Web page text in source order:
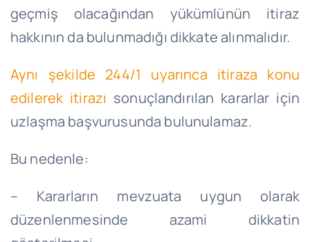
geçmiş olacağından yükümlünün itiraz
hakkının da bulunmadığı dikkate alınmalıdır.
Aynı şekilde 244/1 uyarınca itiraza konu
edilerek itirazı sonuçlandırılan kararlar için
uzlaşma başvurusunda bulunulamaz.
Bu nedenle:
– Kararların mevzuata uygun olarak
düzenlenmesinde azami dikkatin